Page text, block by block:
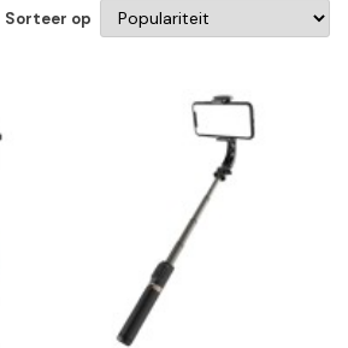
Sorteer op